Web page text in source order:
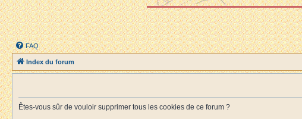
FAQ
Index du forum
Êtes-vous sûr de vouloir supprimer tous les cookies de ce forum ?